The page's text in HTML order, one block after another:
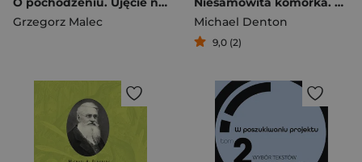
Grzegorz Malec
Michael Denton
9,0 (2)